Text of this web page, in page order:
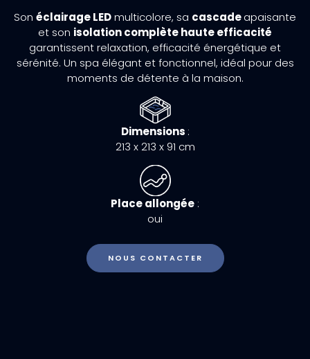
Son éclairage LEDmulticolore, sa cascadeapaisante
et son isolation complète haute efficacité
garantissent relaxation, efficacité énergétique et
sérénité. Un spa élégant et fonctionnel, idéal pour des
moments de détente à la maison.
Dimensions :
213 x 213 x 91 cm
Place allongée :
oui
NOUS CONTACTER